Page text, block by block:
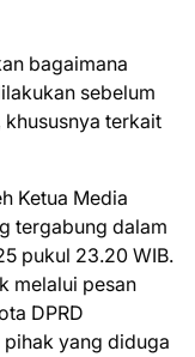
bagaimana
sebelum
terkait
Ketua Media
tergabung dalam
pukul 23.20 WIB.
melalui pesan
DPRD
pihak yang diduga